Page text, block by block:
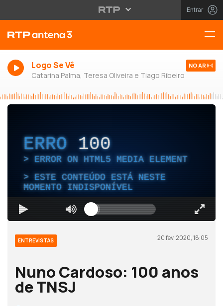
Entrar
Logo Se Vê
Catarina Palma, Teresa Oliveira e Tiago Ribeiro
NO AR
ERRO 100
ERROR ON HTML5 MEDIA ELEMENT
ESTE CONTEÚDO ESTÁ NESTE
MOMENTO INDISPONÍVEL
ENTREVISTAS 20 fev, 2020, 18:05
Nuno Cardoso: 100 anos
de TNSJ